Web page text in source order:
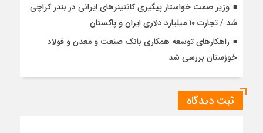
وزیر صمت خواستار پیگیری کانتینرهای ایرانی در بندر کراچی
شد / تجارت ۱۰ میلیارد دلاری ایران و پاکستان
راهکارهای توسعه همکاری بانک صنعت و معدن و فولاد
خوزستان بررسی شد
ثبت دیدگاه